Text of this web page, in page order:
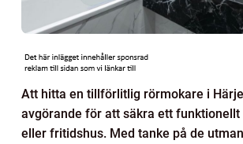
Att hitta en tillförlitlig rörmokare i
avgörande för att säkra ett funktionellt
eller fritidshus. Med tanke på de